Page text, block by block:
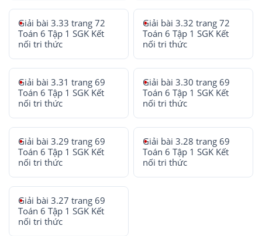
Giải bài 3.33 trang 72
Toán 6 Tập 1 SGK Kết
nối tri thức
Giải bài 3.32 trang 72
Toán 6 Tập 1 SGK Kết
nối tri thức
Giải bài 3.31 trang 69
Toán 6 Tập 1 SGK Kết
nối tri thức
Giải bài 3.30 trang 69
Toán 6 Tập 1 SGK Kết
nối tri thức
Giải bài 3.29 trang 69
Toán 6 Tập 1 SGK Kết
nối tri thức
Giải bài 3.28 trang 69
Toán 6 Tập 1 SGK Kết
nối tri thức
Giải bài 3.27 trang 69
Toán 6 Tập 1 SGK Kết
nối tri thức